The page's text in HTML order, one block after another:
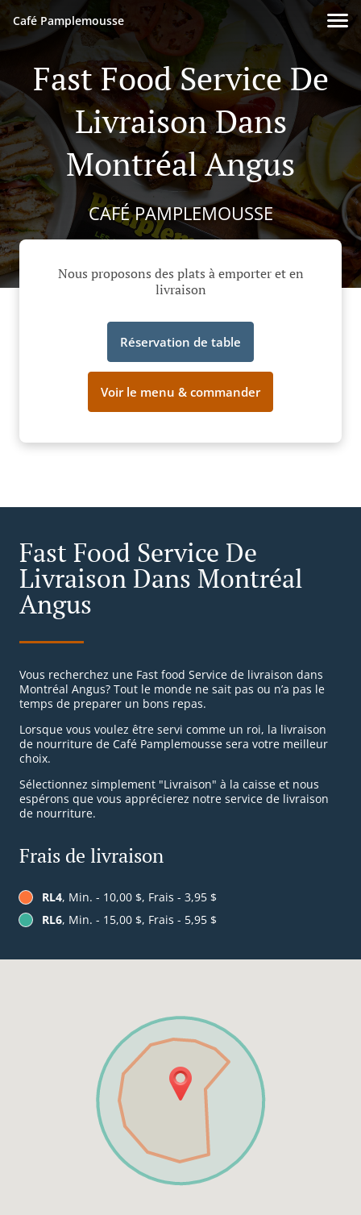
Café Pamplemousse
Fast Food Service De
Livraison Dans
Montréal Angus
CAFÉ PAMPLEMOUSSE
Nous proposons des plats à emporter et en
livraison
Réservation de table
Voir le menu & commander
Fast Food Service De
Livraison Dans Montréal
Angus
Vous recherchez une Fast food Service de livraison dans
Montréal Angus? Tout le monde ne sait pas ou n’a pas le
temps de preparer un bons repas.
Lorsque vous voulez être servi comme un roi, la livraison
de nourriture de Café Pamplemousse sera votre meilleur
choix.
Sélectionnez simplement "Livraison" à la caisse et nous
espérons que vous apprécierez notre service de livraison
de nourriture.
Frais de livraison
RL4, Min. - 10,00 $, Frais - 3,95 $
RL6, Min. - 15,00 $, Frais - 5,95 $